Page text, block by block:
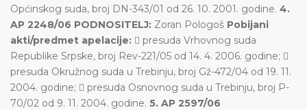
Općinskog suda, broj DN-343/01 od 26. 10. 2001. godine. 4.
AP 2248/06 PODNOSITELJ: Zoran Pologoš Pobijani
akti/predmet apelacije:  presuda Vrhovnog suda
Republike Srpske, broj Rev-221/05 od 14. 4. 2006. godine; 
presuda Okružnog suda u Trebinju, broj Gž-472/04 od 19. 11.
2004. godine;  presuda Osnovnog suda u Trebinju, broj P-
70/02 od 9. 11. 2004. godine. 5. AP 2597/06